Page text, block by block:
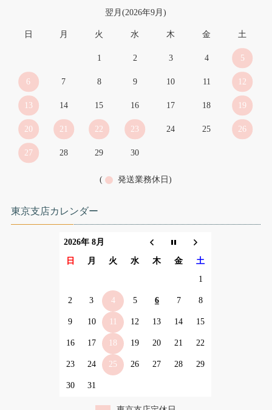
翌月(2026年9月)
日 月 火 水 木 金 土
1 2 3 4 5
6 7 8 9 10 11 12
13 14 15 16 17 18 19
20 21 22 23 24 25 26
27 28 29 30
( 発送業務休日)
東京支店カレンダー
2026年 8月
日 月 火 水 木 金
土
1
2 3 4 5 6 7 8
9 10 11 12 13 14 15
16 17 18 19 20 21 22
23 24 25 26 27 28 29
30 31